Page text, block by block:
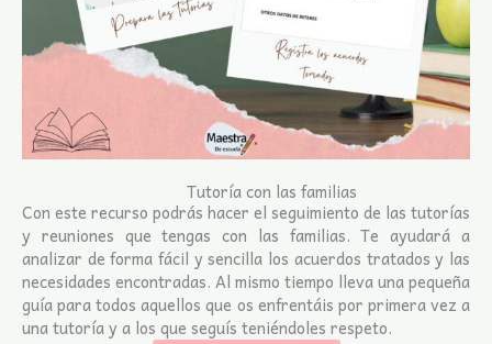
Tutoría con las familias
Con este recurso podrás hacer el seguimiento de las tutorías
y reuniones que tengas con las familias. Te ayudará a
analizar de forma fácil y sencilla los acuerdos tratados y las
necesidades encontradas. Al mismo tiempo lleva una pequeña
guía para todos aquellos que os enfrentáis por primera vez a
una tutoría y a los que seguís teniéndoles respeto.